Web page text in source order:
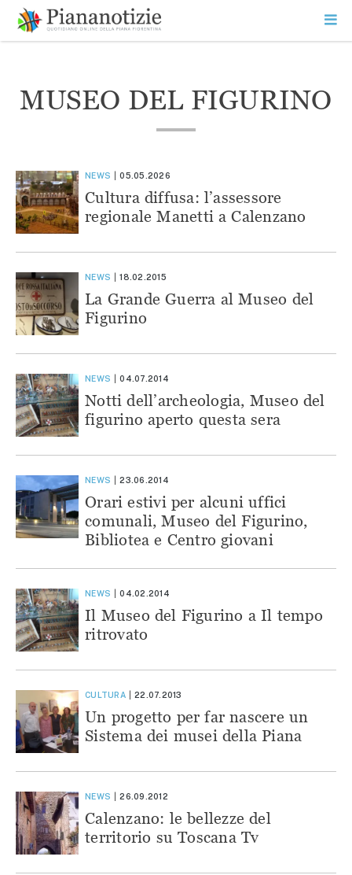
contenuto
SEARCH
MUSEO DEL FIGURINO
NEWS 05.05.2026
Cultura diffusa: l’assessore
regionale Manetti a Calenzano
NEWS 18.02.2015
La Grande Guerra al Museo del
Figurino
NEWS 04.07.2014
Notti dell’archeologia, Museo del
figurino aperto questa sera
NEWS 23.06.2014
Orari estivi per alcuni uffici
comunali, Museo del Figurino,
Bibliotea e Centro giovani
NEWS 04.02.2014
Il Museo del Figurino a Il tempo
ritrovato
CULTURA 22.07.2013
Un progetto per far nascere un
Sistema dei musei della Piana
NEWS 26.09.2012
Calenzano: le bellezze del
territorio su Toscana Tv